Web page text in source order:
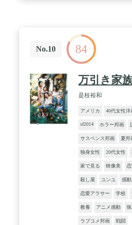
No.10 84
万引き家
是枝裕和
アメリカ 40代女性洋
sf2014 ホラー邦画
サスペンス邦画 夏邦
独身女性 20代女性
家で見る 映像美
殺し屋 ユンユ 感
恋愛アラサー 学校
教養 アニメ感動 猟
ラブコメ邦画 戦闘